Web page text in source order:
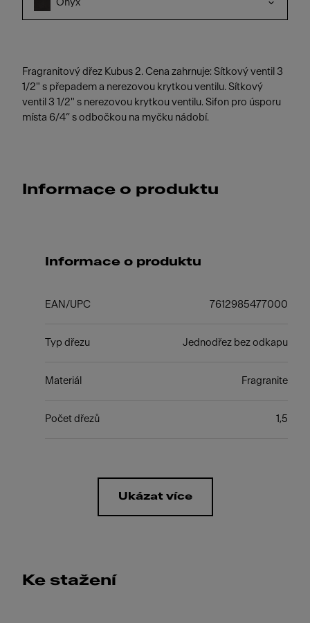
Onyx
Fragranitový dřez Kubus 2. Cena zahrnuje: Sítkový ventil 3
1/2" s přepadem a nerezovou krytkou ventilu. Sítkový
ventil 3 1/2" s nerezovou krytkou ventilu. Sifon pro úsporu
místa 6/4“ s odbočkou na myčku nádobí.
Informace o produktu
Informace o produktu
EAN/UPC 7612985477000
Typ dřezu Jednodřez bez odkapu
Materiál Fragranite
Počet dřezů 1,5
Ukázat více
Ke stažení